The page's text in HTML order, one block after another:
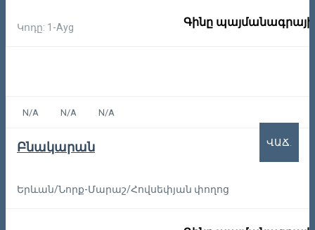
Կոդը: 1-Ayg Գինը
N/A N/A N/A
Բնակարան
Երևան/Նորք-Մարաշ/Հովսեփյան փողոց
ՎԱՃ.